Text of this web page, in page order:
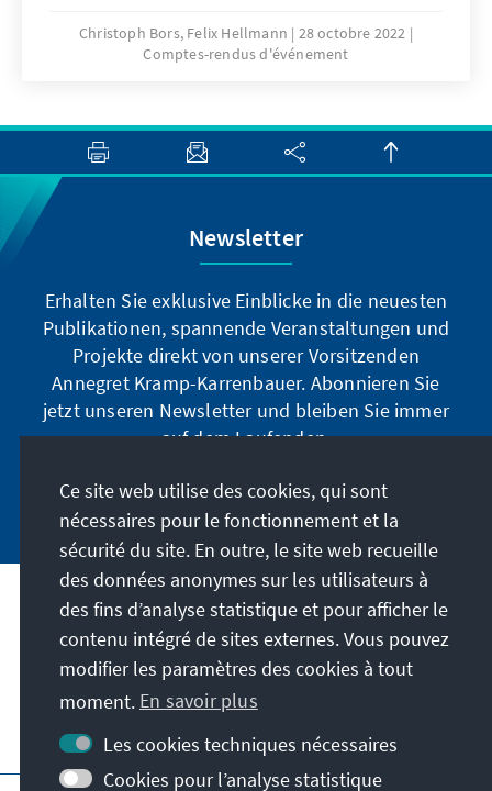
Professorin für Politische Theorie und
Ideengeschichte an der Universität Passau.
Christoph Bors, Felix Hellmann
28 octobre 2022
Comptes-rendus d'événement
Newsletter
Erhalten Sie exklusive Einblicke in die neuesten
Publikationen, spannende Veranstaltungen und
Projekte direkt von unserer Vorsitzenden
Annegret Kramp-Karrenbauer. Abonnieren Sie
jetzt unseren Newsletter und bleiben Sie immer
auf dem Laufenden.
Jetzt abonnieren
Notre mission
Contact
Autres offres de la fondation
Ce site web utilise des cookies, qui sont
nécessaires pour le fonctionnement et la
sécurité du site. En outre, le site web recueille
des données anonymes sur les utilisateurs à
des fins d’analyse statistique et pour afficher le
contenu intégré de sites externes. Vous pouvez
modifier les paramètres des cookies à tout
moment. En savoir plus
Les cookies techniques nécessaires
Cookies pour l’analyse statistique